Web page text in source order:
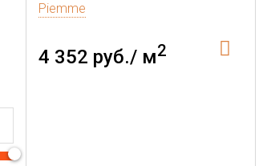
Piemme
4 352 руб./ м2